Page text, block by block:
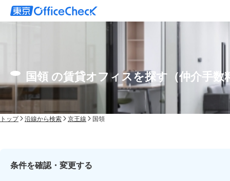
国領 の賃貸オフィスを探す（仲介手数
トップ 沿線から検索 京王線 国領
条件を確認・変更する